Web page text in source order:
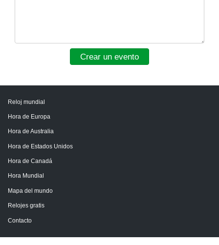
Crear un evento
Reloj mundial
Hora de Europa
Hora de Australia
Hora de Estados Unidos
Hora de Canadá
Hora Mundial
Mapa del mundo
Relojes gratis
Contacto